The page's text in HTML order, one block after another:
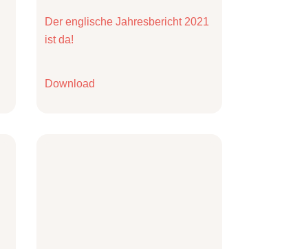
Der englische Jahresbericht 2021
ist da!
Download